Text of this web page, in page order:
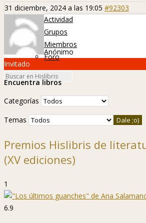
Hislibreños
Actividad
Grupos
Miembros
Foro
31 diciembre, 2024 a las 19:05 #92303
Anónimo
Invitado
Encuentra libros
Categorías
Temas
Premios Hislibris de
(XV ediciones)
1
6.9